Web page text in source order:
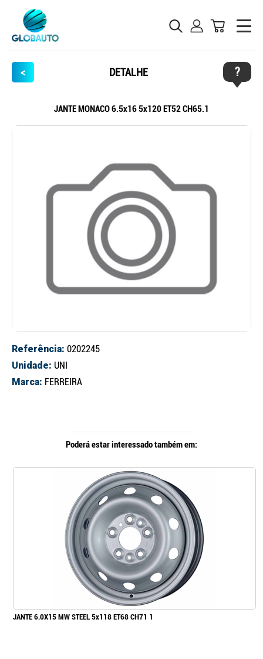
< DETALHE ?
JANTE MONACO 6.5x16 5x120 ET52 CH65.1
Referência: 0202245
Unidade: UNI
Marca: FERREIRA
Poderá estar interessado também em:
JANTE 6.0X15 MW STEEL 5x118 ET68 CH71 1